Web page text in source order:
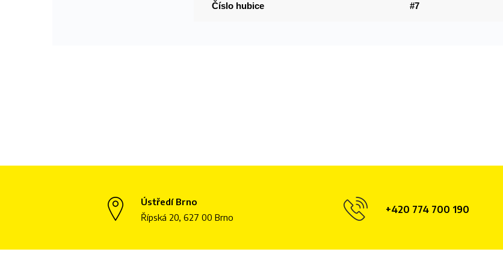
Číslo hubice #7
Ústředí Brno
Řípská 20, 627 00 Brno
+420 774 700 190